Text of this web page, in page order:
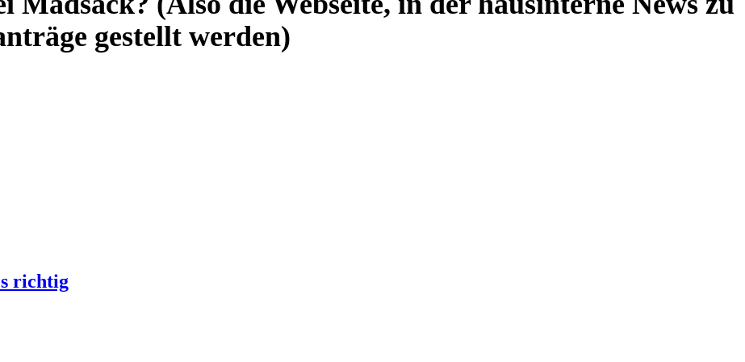
gestellt werden)
richtig